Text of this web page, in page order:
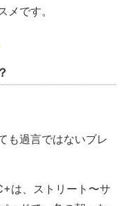
です。
も過言ではないブレ
は、ストリート〜サ